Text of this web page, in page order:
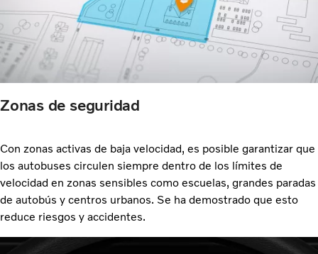
Zonas de seguridad
Con zonas activas de baja velocidad, es posible garantizar que
los autobuses circulen siempre dentro de los límites de
velocidad en zonas sensibles como escuelas, grandes paradas
de autobús y centros urbanos. Se ha demostrado que esto
reduce riesgos y accidentes.